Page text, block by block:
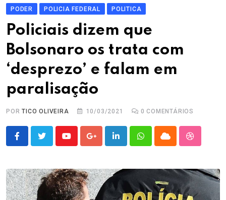
PODER POLICIA FEDERAL POLITICA
Policiais dizem que
Bolsonaro os trata com
‘desprezo’ e falam em
paralisação
PORTICO OLIVEIRA 10/03/2021 0 COMENTÁRIOS
YoutubeGoogle+LinkedInWhatsappCloud